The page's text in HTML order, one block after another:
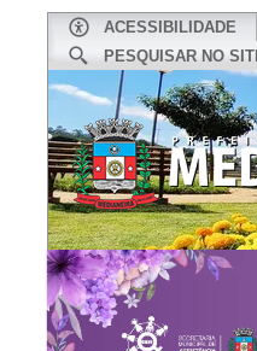
ACESSIBILIDADE
PESQUISAR NO